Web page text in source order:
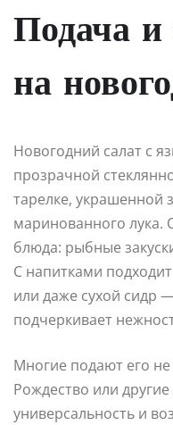
Подача и
на
Новогодний салат с
прозрачной
тарелке, украшенной
маринованного лука.
блюда: рыбные
С напитками
или даже сухой сидр
подчеркивает
Многие подают его
Рождество или
универсальность и